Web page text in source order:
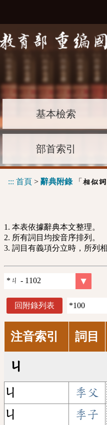
基本檢索
部首索引
::: 首頁 > 辭典附錄「 相似
1. 本表依據辭典本文整理。
2. 所有詞目均按音序排列。
3. 詞目有義項分立時，所列
回附錄列表
注音索引 詞目
ㄐ
ㄐ 季父
ㄐ
季子